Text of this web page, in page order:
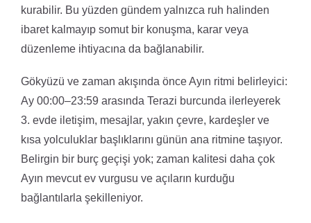
kurabilir. Bu yüzden gündem yalnızca ruh halinden
ibaret kalmayıp somut bir konuşma, karar veya
düzenleme ihtiyacına da bağlanabilir.
Gökyüzü ve zaman akışında önce Ayın ritmi belirleyici:
Ay 00:00–23:59 arasında Terazi burcunda ilerleyerek
3. evde iletişim, mesajlar, yakın çevre, kardeşler ve
kısa yolculuklar başlıklarını günün ana ritmine taşıyor.
Belirgin bir burç geçişi yok; zaman kalitesi daha çok
Ayın mevcut ev vurgusu ve açıların kurduğu
bağlantılarla şekilleniyor.